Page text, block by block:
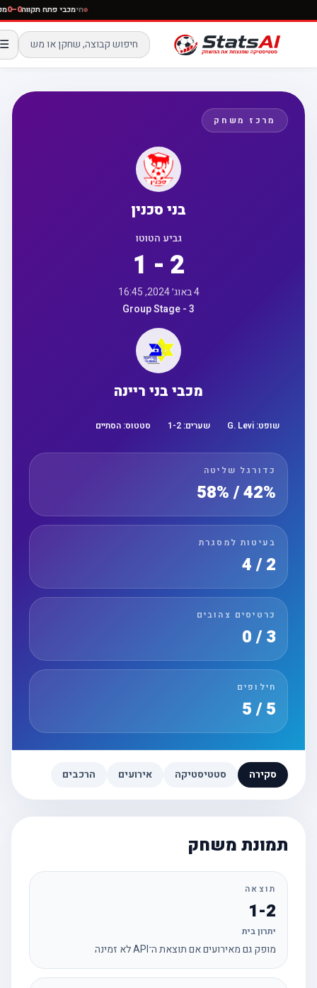
חימכבי פתח תקווה0–0
☰
מרכז משחק
בני סכנין
גביע הטוטו
1 - 2
Group Stage - 3
מכבי בני ריינה
שופט:G. Levi שערים: 1 -2 סטטוס:הסתיים
כדורגל שליטה
42% / 58%
בעיטות למסגרת
כרטיסים צהובים
3 / 0
חילופים
סקירה סטטיסטיקה אירועים הרכבים
תמונת משחק
תוצאה
1-2
יתרון בית
מופק גם מאירועים אם תוצאת ה־API לא זמינה